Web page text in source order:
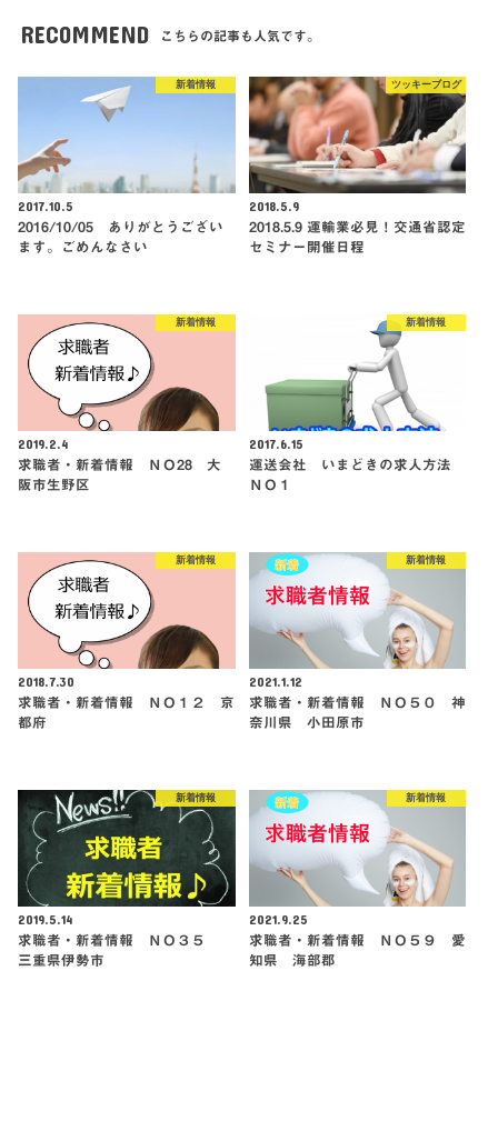
RECOMMEND こちらの記事も人気です。
新着情報
2017.10.5
2016/10/05 ありがとうござい
ます。ごめんなさい
ツッキーブログ
2018.5.9
2018.5.9 運輸業必見！交通省認定
セミナー開催日程
新着情報
2019.2.4
求職者・新着情報 ＮＯ28 大
阪市生野区
新着情報
2017.6.15
運送会社 いまどきの求人方法
ＮＯ１
新着情報
2018.7.30
求職者・新着情報 ＮＯ１２ 京
都府
新着情報
2021.1.12
求職者・新着情報 ＮＯ５０ 神
奈川県 小田原市
新着情報
2019.5.14
求職者・新着情報 ＮＯ３５
三重県伊勢市
新着情報
2021.9.25
求職者・新着情報 ＮＯ５９ 愛
知県 海部郡